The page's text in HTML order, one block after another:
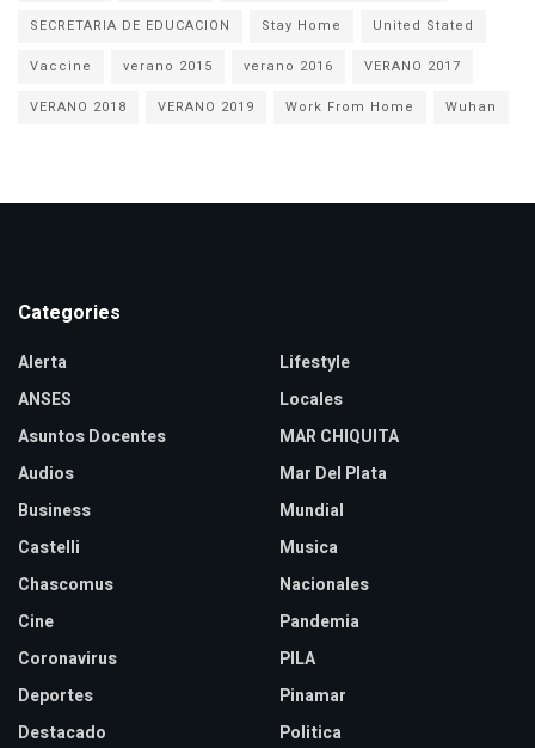
SECRETARIA DE EDUCACION
Stay Home
United Stated
Vaccine
verano 2015 verano 2016
VERANO 2017
VERANO 2018
VERANO 2019 Work From Home Wuhan
Categories
Alerta
ANSES
Asuntos Docentes
Audios
Business
Castelli
Chascomus
Cine
Coronavirus
Deportes
Destacado
Lifestyle
Locales
MAR CHIQUITA
Mar Del Plata
Mundial
Musica
Nacionales
Pandemia
PILA
Pinamar
Politica